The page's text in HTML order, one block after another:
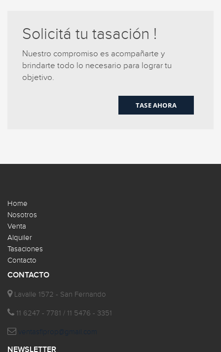
Solicitá tu tasación !
Nuestro compromiso es acompañarte y
brindarte todo lo necesario para lograr tu
objetivo.
TASE AHORA
Home
Nosotros
Venta
Alquiler
Tasaciones
Contacto
CONTACTO
Lavalle 1572 - San Fernando
11 6247 - 7781 / 11 5476 - 3351
ventasflprop@gmail.com
NEWSLETTER